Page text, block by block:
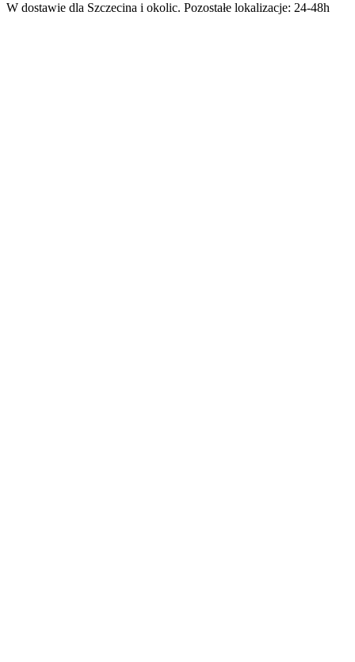
W dostawie dla Szczecina i okolic. Pozostałe lokalizacje: 24-48h